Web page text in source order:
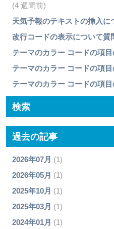
(4 週間前)
天気予報のテキストの挿入に
改行コードの表示について質
テーマのカラー コードの項
テーマのカラー コードの項
テーマのカラー コードの項
検索
過去の記事
2026年07月 (1)
2026年05月 (1)
2025年10月 (1)
2025年03月 (1)
2024年01月 (1)